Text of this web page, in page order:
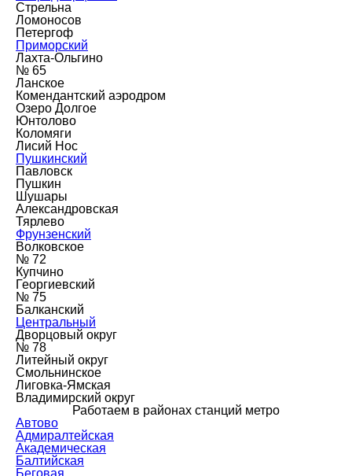
Стрельна
Ломоносов
Петергоф
Приморский
Лахта-Ольгино
№ 65
Ланское
Комендантский аэродром
Озеро Долгое
Юнтолово
Коломяги
Лисий Нос
Пушкинский
Павловск
Пушкин
Шушары
Александровская
Тярлево
Фрунзенский
Волковское
№ 72
Купчино
Георгиевский
№ 75
Балканский
Центральный
Дворцовый округ
№ 78
Литейный округ
Смольнинское
Лиговка-Ямская
Владимирский округ
Работаем в районах станций метро
Автово
Адмиралтейская
Академическая
Балтийская
Беговая